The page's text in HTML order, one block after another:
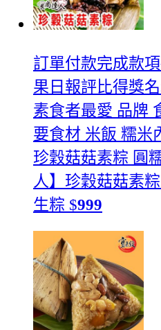
訂單付款完成款
果日報評比得獎
素食者最愛 品牌
要食材 米飯 糯米
珍穀菇菇素粽 圓
人】珍穀菇菇素
生粽 $999